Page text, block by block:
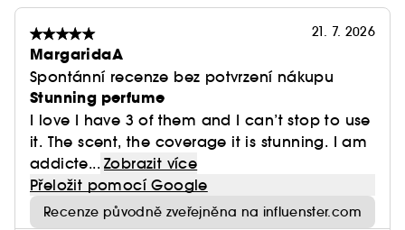
21. 7. 2026
MargaridaA
Spontánní recenze bez potvrzení nákupu
Stunning perfume
I love I have 3 of them and I can’t stop to use
it. The scent, the coverage it is stunning. I am
addicte... Zobrazit více
Přeložit pomocí Google
Recenze původně zveřejněna na influenster.com